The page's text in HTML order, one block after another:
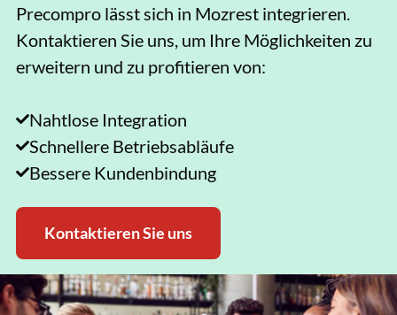
Precompro lässt sich in Mozrest integrieren.
Kontaktieren Sie uns, um Ihre Möglichkeiten zu
erweitern und zu profitieren von:
Nahtlose Integration
Schnellere Betriebsabläufe
Bessere Kundenbindung
Kontaktieren Sie uns